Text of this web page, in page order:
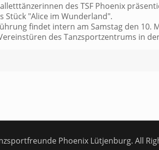
des TSF Phoenix
Stück "Alice im Wunderland".
findet intern am Samstag den 10.
des Tanzsportzentrums in
Phoenix Lütjenburg. All